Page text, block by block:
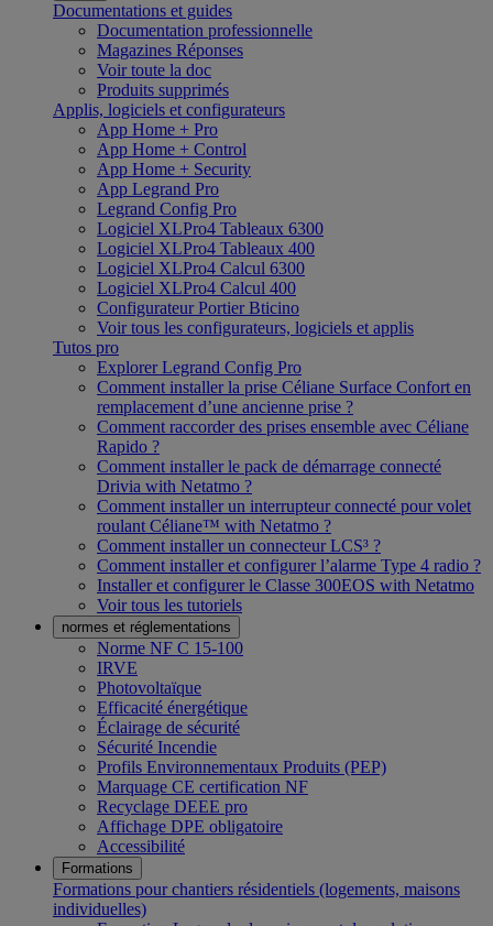
Documentations et guides
Documentation professionnelle
Magazines Réponses
Voir toute la doc
Produits supprimés
Applis, logiciels et configurateurs
App Home + Pro
App Home + Control
App Home + Security
App Legrand Pro
Legrand Config Pro
Logiciel XLPro4 Tableaux 6300
Logiciel XLPro4 Tableaux 400
Logiciel XLPro4 Calcul 6300
Logiciel XLPro4 Calcul 400
Configurateur Portier Bticino
Voir tous les configurateurs, logiciels et applis
Tutos pro
Explorer Legrand Config Pro
Comment installer la prise Céliane Surface Confort en
remplacement d’une ancienne prise ?
Comment raccorder des prises ensemble avec Céliane
Rapido ?
Comment installer le pack de démarrage connecté
Drivia with Netatmo ?
Comment installer un interrupteur connecté pour volet
roulant Céliane™ with Netatmo ?
Comment installer un connecteur LCS³ ?
Comment installer et configurer l’alarme Type 4 radio ?
Installer et configurer le Classe 300EOS with Netatmo
Voir tous les tutoriels
normes et réglementations
Norme NF C 15-100
IRVE
Photovoltaïque
Efficacité énergétique
Éclairage de sécurité
Sécurité Incendie
Profils Environnementaux Produits (PEP)
Marquage CE certification NF
Recyclage DEEE pro
Affichage DPE obligatoire
Accessibilité
Formations
Formations pour chantiers résidentiels (logements, maisons
individuelles)